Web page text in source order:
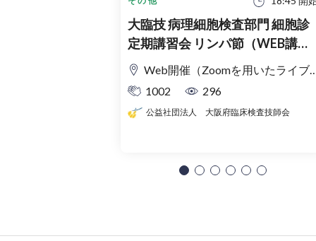
大臨技 病理細胞検査部門 細胞診
定期講習会 リンパ節（WEB講習
会）Web開催（Zoomを用いたライブ配信）
1002
296
公益社団法人 大阪府臨床検査技師会